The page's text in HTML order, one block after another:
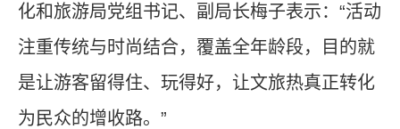
化和旅游局党组书记、副局长梅子表示：“活动
注重传统与时尚结合，覆盖全年龄段，目的就
是让游客留得住、玩得好，让文旅热真正转化
为民众的增收路。”